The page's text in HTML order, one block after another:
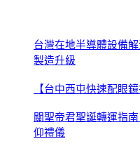
台灣在地半導體設備
製造升級
【台中西屯快速配眼
關聖帝君聖誕轉運指
仰禮儀